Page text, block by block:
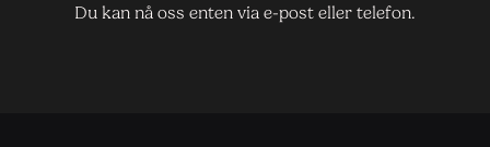
Du kan nå oss enten via e-post eller telefon.